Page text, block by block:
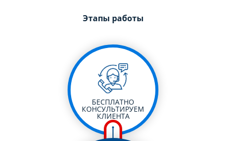
Этапы работы
БЕСПЛАТНО
КОНСУЛЬТИРУЕМ
КЛИЕНТА